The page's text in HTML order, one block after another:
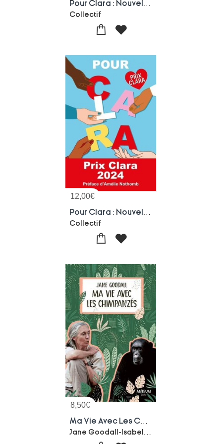
Collectif
12,00€
Collectif
8,50€